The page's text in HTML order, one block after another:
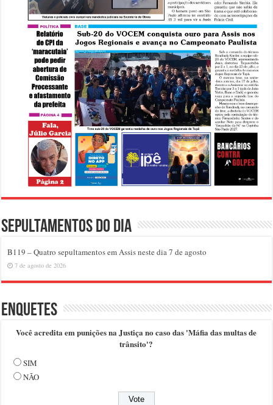
Sepultamentos do dia
B119 – Quatro sepultamentos em Assis neste dia 7 de agosto
7 de agosto de 2026
Enquetes
Você acredita em punições na Justiça no caso das 'Máfia das multas de
trânsito'?
SIM
NÃO